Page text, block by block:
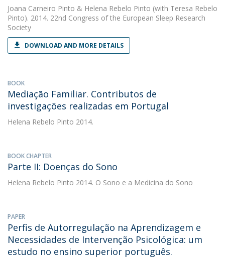
Joana Carneiro Pinto & Helena Rebelo Pinto (with Teresa Rebelo
Pinto). 2014. 22nd Congress of the European Sleep Research
Society
DOWNLOAD AND MORE DETAILS
BOOK
Mediação Familiar. Contributos de
investigações realizadas em Portugal
Helena Rebelo Pinto 2014.
BOOK CHAPTER
Parte II: Doenças do Sono
Helena Rebelo Pinto 2014. O Sono e a Medicina do Sono
PAPER
Perfis de Autorregulação na Aprendizagem e
Necessidades de Intervenção Psicológica: um
estudo no ensino superior português.